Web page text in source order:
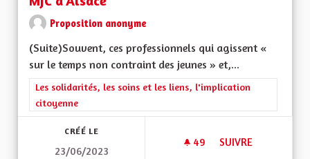
Proposition anonyme
(Suite)Souvent, ces professionnels qui agissent «
sur le temps non contraint des jeunes » et,...
Filtrer les résultats de la catégorie : Les solidarités, les soins
Les solidarités, les soins et les liens, l'implication
citoyenne
CRÉÉ LE
23/06/2023
49 49 ABONNÉS
SUIVRE